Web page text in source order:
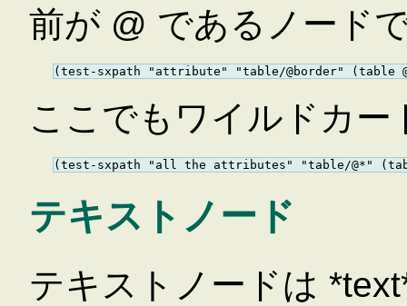
前が @ であるノード
ここでもワイルドカ
テキストノード
テキストノードは